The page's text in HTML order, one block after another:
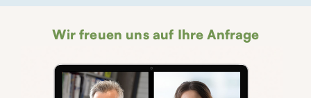
Wir freuen uns auf Ihre Anfrage